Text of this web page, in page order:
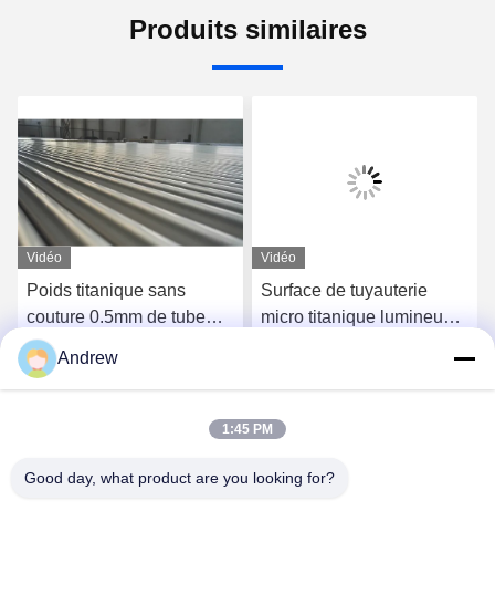
Produits similaires
Vidéo
Poids titanique sans
couture 0.5mm de tube
d'Astm B861 autour de la
catégorie 9
Causez Maintenant
Vidéo
Surface de tuyauterie
micro titanique lumineuse
d'anneauCausez Maintenant
Andrew
1:45 PM
Good day, what product are you looking for?